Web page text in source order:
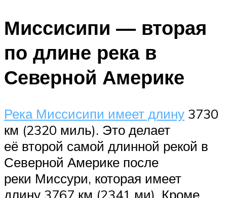
Миссисипи — вторая
по длине река в
Северной Америке
Река Миссисипи имеет длину 3730
км (2320 миль). Это делает
её второй самой длинной рекой в ​​
Северной Америке после
реки Миссури, которая имеет
длину 3767 км (2341 ми). Кроме